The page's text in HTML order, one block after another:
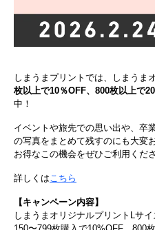
しまうまプリントでは、しまうま
枚以上で10％OFF、800枚以上で
中！
イベントや旅先での思い出や、卒
の写真をまとめて残すのにも大変
お得なこの機会をぜひご利用くださ
詳しくはこちら
【キャンペーン内容】
しまうまオリジナルプリントLサイ